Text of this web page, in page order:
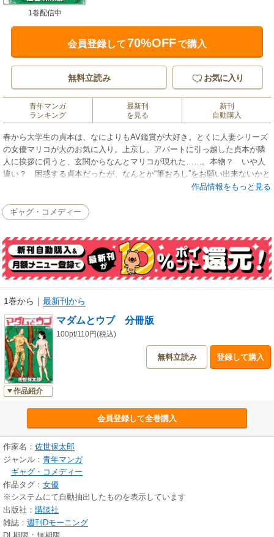
1巻配信中
会員登録して70%OFFで購入
無料立読み お気に入り
青年マンガ
ランキング
最新刊
を見る
新刊
自動購入
春から大学生の貞本は、なによりもAV鑑賞が大好き。とくに人妻シリーズ
の女優マリコが大のお気に入り。上京し、アパートに引っ越した貞本が隣
人に挨拶に伺うと、玄関からなんとマリコが現れた……。本物？ いや人
違い？ 困惑する貞本だったが、なんとか“筆おろし”をお願い出来ないかと
作品情報をもっと見る
ギャグ・コメディー
1巻から ｜ 最新刊から
作品紹介
マダムとウブ 分冊版
100pt/110円(税込)
無料立読み 登録して購入
会員登録して全巻購入
作家名： 佐世保太郎
ジャンル： 青年マンガ
ギャグ・コメディー
作品タグ： 女優
※システムにて自動抽出したものを表示しています
出版社： 講談社
雑誌： 週刊Dモーニング